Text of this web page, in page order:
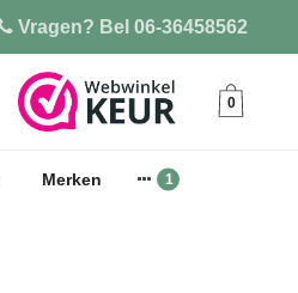
Vragen? Bel 06-36458562
0
Merken